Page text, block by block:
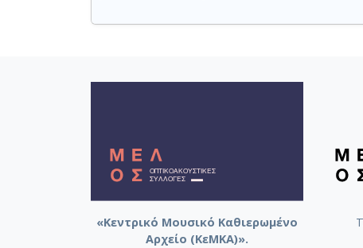
«Κεντρικό Μουσικό Καθιερωμένο
Αρχείο (ΚεΜΚΑ)».